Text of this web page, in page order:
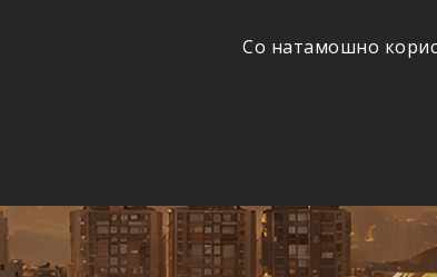
Со натамошно
АВТОМОБИЛСКА